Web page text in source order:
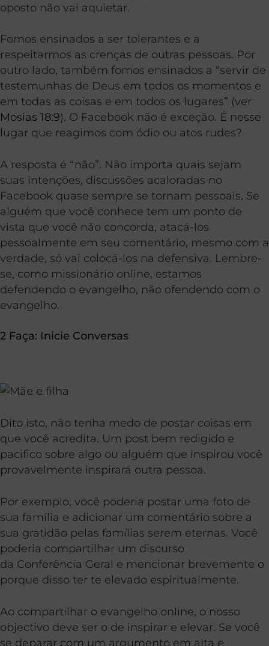
oposto não vai aquietar.
Fomos ensinados a ser tolerantes e a
respeitarmos as crenças de outras pessoas. Por
outro lado, também fomos ensinados a “servir de
testemunhas de Deus em todos os momentos e
em todas as coisas e em todos os lugares” (ver
Mosias 18:9). O Facebook não é exceção. É nesse
lugar que reagimos com ódio ou atos rudes?
A resposta é “não”. Não importa quais sejam
suas intenções, discussões acaloradas no
Facebook quase sempre se tornam pessoais. Se
alguém que você conhece tem um ponto de
vista que você não concorda, atacá-los
pessoalmente em seu comentário, mesmo com a
verdade, só vai colocá-los na defensiva. Lembre-
se, como missionário online, estamos
defendendo o evangelho, não ofendendo com o
evangelho.
2 Faça: Inicie Conversas
Dito isto, não tenha medo de postar coisas em
que você acredita. Um post bem redigido e
pacifico sobre algo ou alguém que inspirou você
provavelmente inspirará outra pessoa.
Por exemplo, você poderia postar uma foto de
sua família e adicionar um comentário sobre a
sua gratidão pelas famílias serem eternas. Você
poderia compartilhar um discurso
da Conferência Geral e mencionar brevemente o
porque disso ter te elevado espiritualmente.
Ao compartilhar o evangelho online, o nosso
objectivo deve ser o de inspirar e elevar. Se você
se deparar com um argumento em alta e